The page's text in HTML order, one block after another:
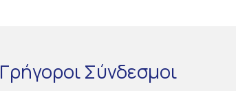
ΓρήγοροιΣύνδεσμοι